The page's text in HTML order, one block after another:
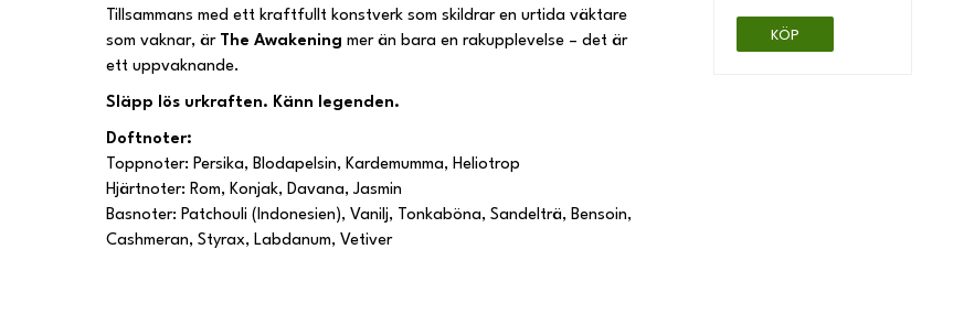
Tillsammans med ett kraftfullt konstverk som skildrar en urtida väktare
som vaknar, är
The Awakening mer än bara en rakupplevelse – det är
ett uppvaknande.
Släpp lös urkraften. Känn legenden.
Doftnoter:
Toppnoter: Persika, Blodapelsin, Kardemumma, Heliotrop
Hjärtnoter: Rom, Konjak, Davana, Jasmin
Basnoter: Patchouli (Indonesien), Vanilj, Tonkaböna, Sandelträ, Bensoin,
Cashmeran, Styrax, Labdanum, Vetiver
KÖP